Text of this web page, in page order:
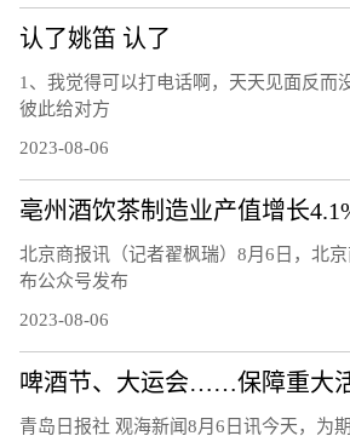
认了姚笛 认了
1、我觉得可以打电话啊，天天见面反而
彼此给对方
2023-08-06
亳州酒饮茶制造业产值增长
北京商报讯（记者翟枫瑞）8月6日，北
布公众号发布
2023-08-06
青岛日报社 观海新闻8月6日讯今天，为